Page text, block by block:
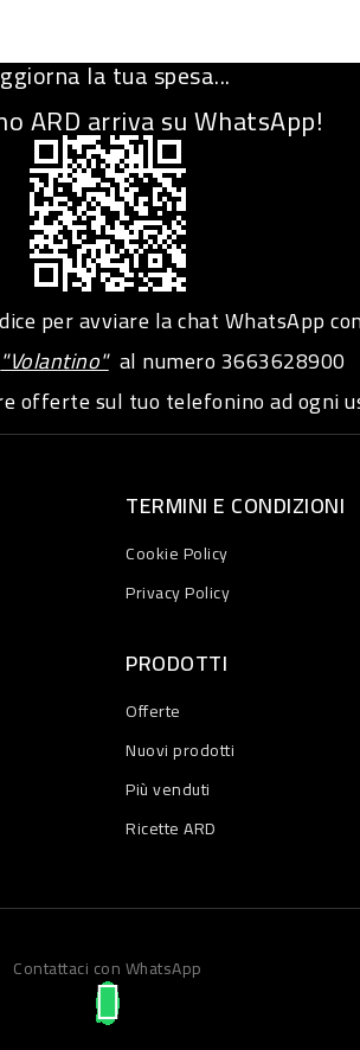
la tua spesa...
ARD arriva su WhatsApp!
per avviare la chat WhatsApp
"Volantino"al numero3663628900
offerte sul tuo telefonino ad ogni
TERMINI E CONDIZIONI
Cookie Policy
Privacy Policy
PRODOTTI
Offerte
Nuovi prodotti
Più venduti
Ricette ARD
Contattaci con WhatsApp